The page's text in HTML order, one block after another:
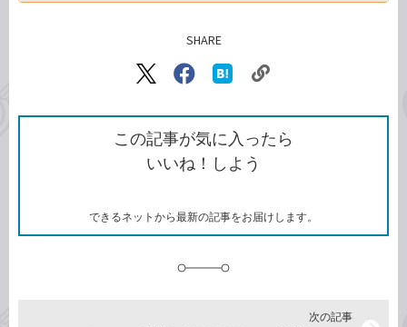
SHARE
X（旧
で
シ
ェ
ア
Facebook
シ
ェ
ア
な
ブ
ッ
ク
ク
ク
を
コ
この記事が気に入ったら
いいね！しよう
できるネットから最新の記事をお届けします。
次の記事